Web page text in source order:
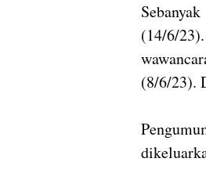
(14/6/
(8/6/23).